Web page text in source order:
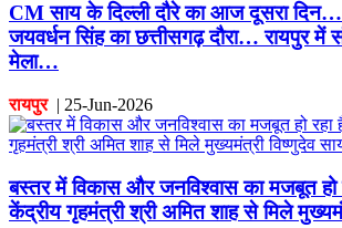
CM साय के दिल्ली दौरे का आज दूसरा दिन…
जयवर्धन सिंह का छत्तीसगढ़ दौरा… रायपुर में
मेला…
रायपुर| 25-Jun-2026
बस्तर में विकास और जनविश्वास का मजबूत हो
केंद्रीय गृहमंत्री श्री अमित शाह से मिले